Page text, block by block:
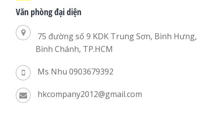
Văn phòng đại diện
75 đường số 9 KDK Trung Sơn, Bình Hưng,
Bình Chánh, TP.HCM
Ms Nhu 0903679392
hkcompany2012@gmail.com